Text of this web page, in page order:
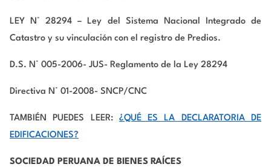
LEY N° 28294 – Ley del Sistema Nacional Integrado de
Catastro y su vinculación con el registro de Predios.
D.S. N° 005-2006- JUS- Reglamento de la Ley 28294
Directiva N° 01-2008- SNCP/CNC
TAMBIÉN PUEDES LEER: ¿QUÉ ES LA DECLARATORIA DE
EDIFICACIONES?
SOCIEDAD PERUANA DE BIENES RAÍCES